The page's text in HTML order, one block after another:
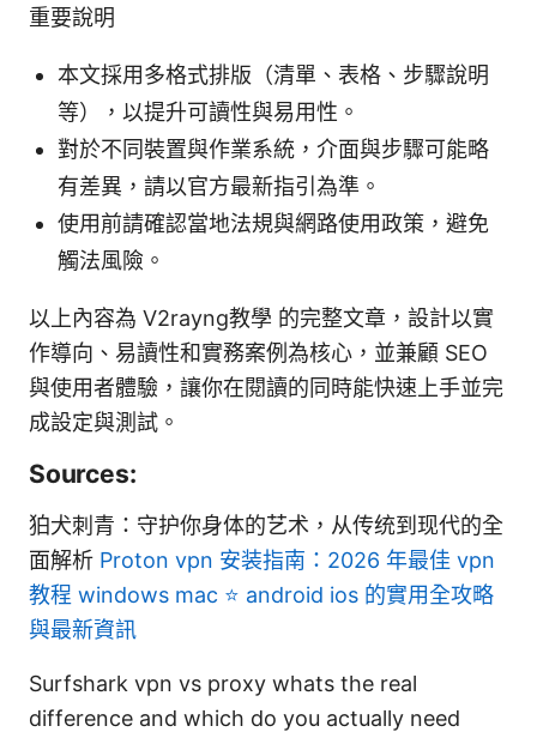
重要說明
本文採用多格式排版（清單、表格、步驟說明
等），以提升可讀性與易用性。
對於不同裝置與作業系統，介面與步驟可能略
有差異，請以官方最新指引為準。
使用前請確認當地法規與網路使用政策，避免
觸法風險。
以上內容為 V2rayng教學 的完整文章，設計以實
作導向、易讀性和實務案例為核心，並兼顧 SEO
與使用者體驗，讓你在閱讀的同時能快速上手並完
成設定與測試。
Sources:
狛犬刺青：守护你身体的艺术，从传统到现代的全
面解析 Proton vpn 安装指南：2026 年最佳 vpn
教程 windows mac ⭐ android ios 的實用全攻略
與最新資訊
Surfshark vpn vs proxy whats the real
difference and which do you actually need